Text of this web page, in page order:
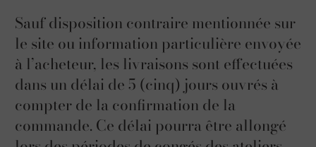
Sauf disposition contraire mentionnée sur
le site ou information particulière envoyée
à l’acheteur, les livraisons sont effectuées
dans un délai de 5 (cinq) jours ouvrés à
compter de la confirmation de la
commande. Ce délai pourra être allongé